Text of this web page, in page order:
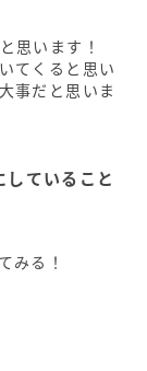
思います！
てくると思い
事だと思いま
ていること
みる！